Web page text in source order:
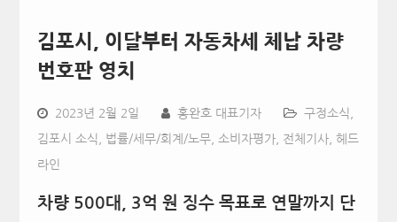
김포시, 이달부터 자동차세 체납 차량
번호판 영치
2023년 2월 2일 홍완호 대표기자 구정소식
김포시 소식 법률/세무/회계/노무, 소비자평가, 전체기사, 헤드
라인
차량 500대 , 3억 원 징수 목표로 연말까지 단